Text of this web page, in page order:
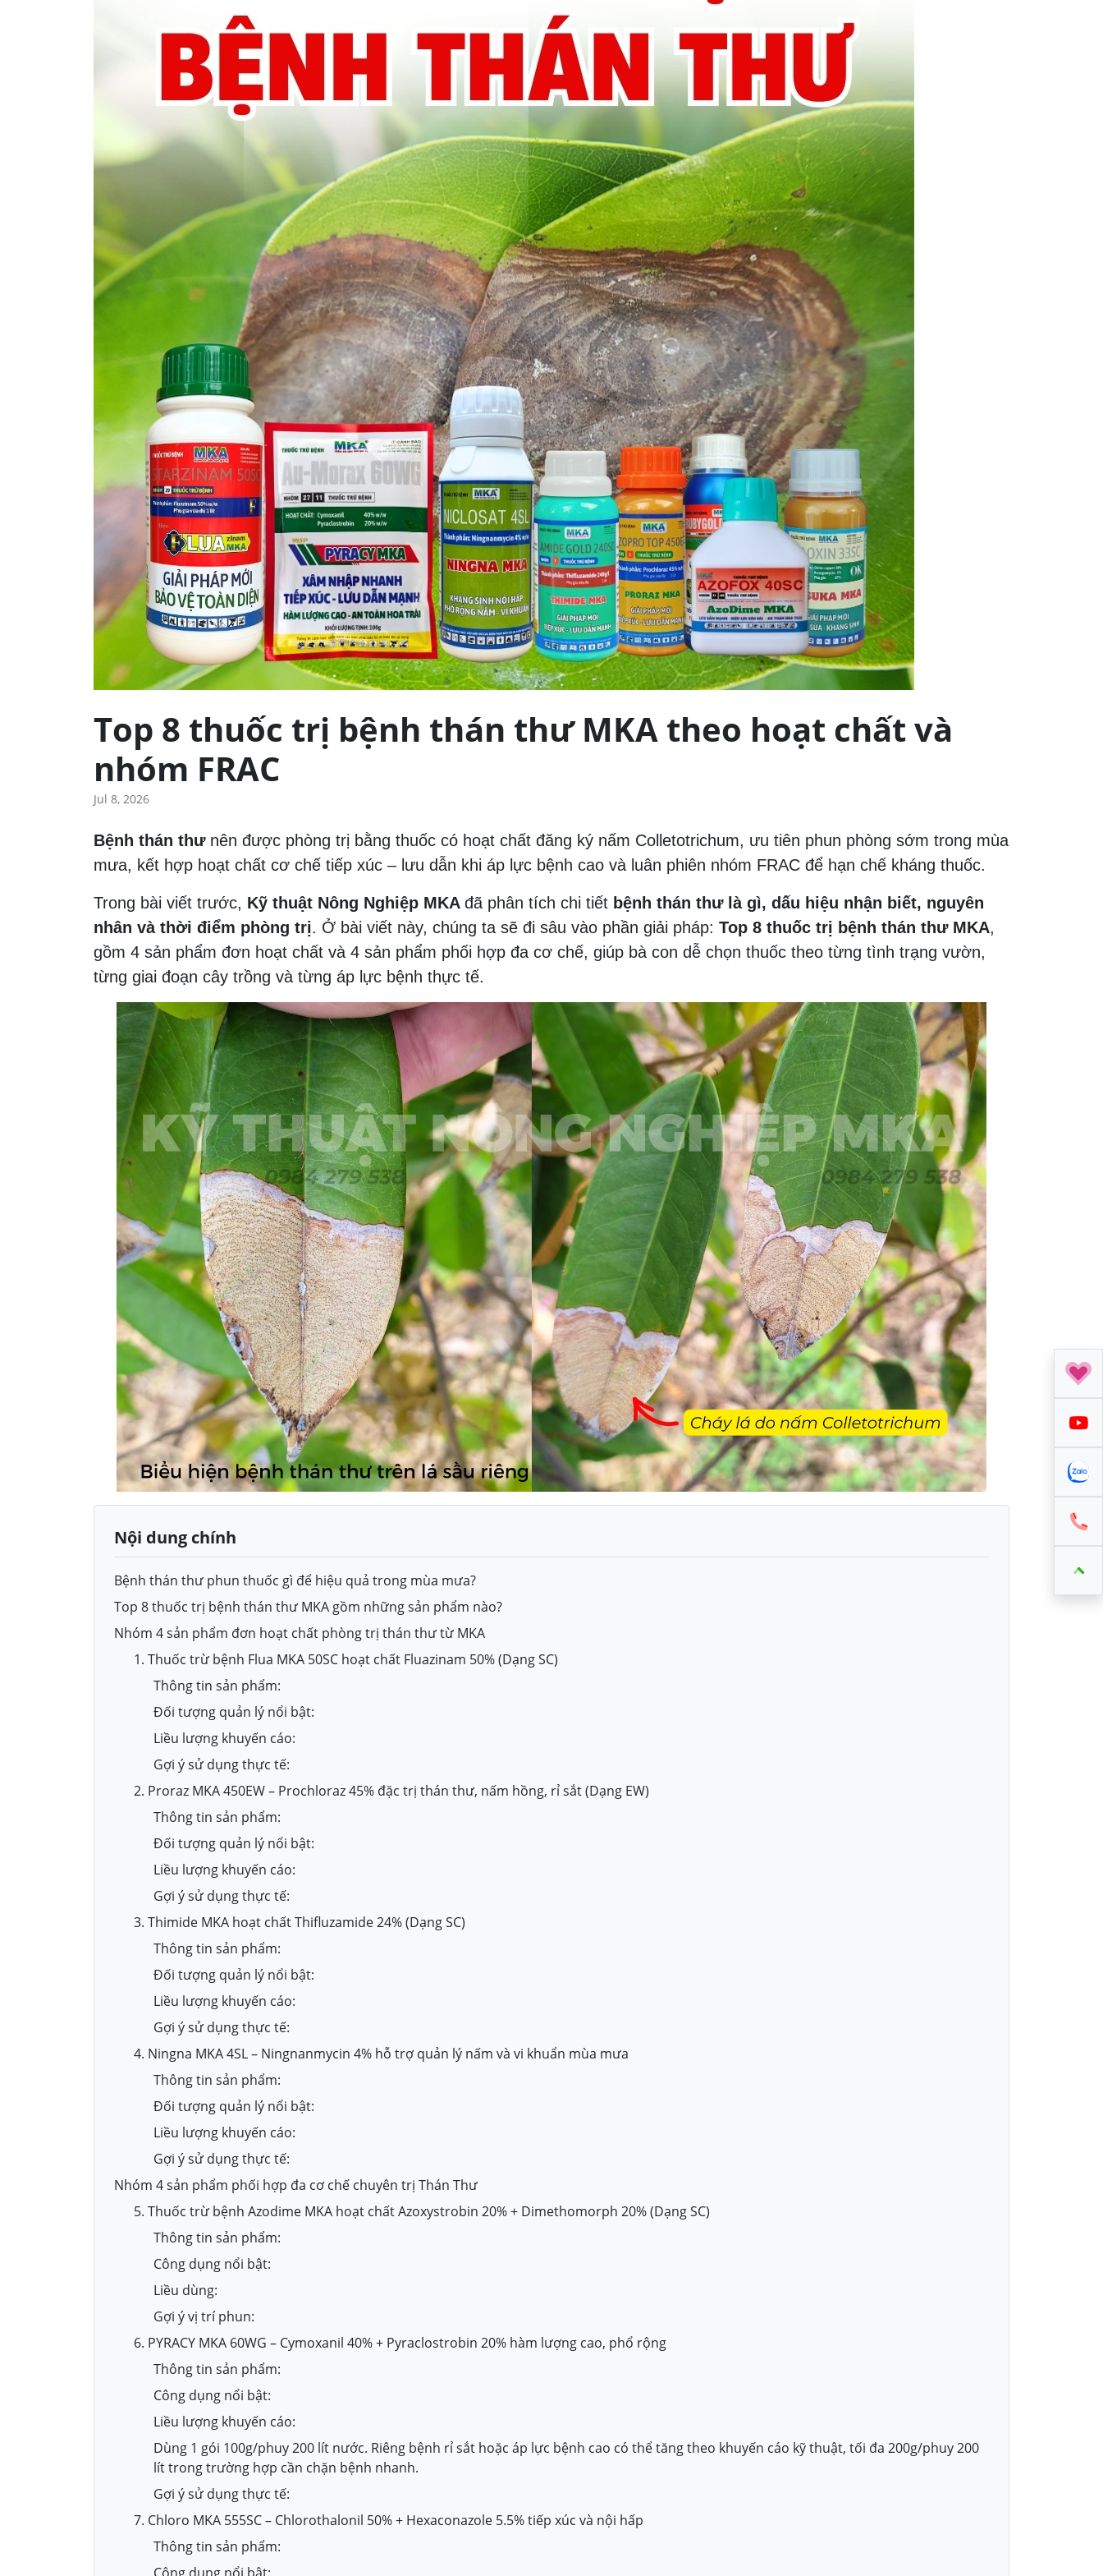
Top 8 thuốc trị bệnh thán thư MKA theo hoạt chất và
nhóm FRAC
Jul 8, 2026
Bệnh thán thưnên được phòng trị bằng thuốc có hoạt chất đăng ký nấm Colletotrichum, ưu tiên phun phòng sớm trong mùa
mưa, kết hợp hoạt chất cơ chế tiếp xúc – lưu dẫn khi áp lực bệnh cao và luân phiên nhóm FRAC để hạn chế kháng thuốc.
Trong bài viết trước, Kỹ thuật Nông Nghiệp MKA đã phân tích chi tiết bệnh thán thư là gì, dấu hiệu nhận biết, nguyên
nhân và thời điểm phòng trị. Ở bài viết này, chúng ta sẽ đi sâu vào phần giải pháp: Top 8 thuốc trị bệnh thán thư MKA,
gồm 4 sản phẩm đơn hoạt chất và 4 sản phẩm phối hợp đa cơ chế, giúp bà con dễ chọn thuốc theo từng tình trạng vườn,
từng giai đoạn cây trồng và từng áp lực bệnh thực tế.
Nội dung chính
Bệnh thán thư phun thuốc gì để hiệu quả trong mùa mưa?
Top 8 thuốc trị bệnh thán thư MKA gồm những sản phẩm nào?
Nhóm 4 sản phẩm đơn hoạt chất phòng trị thán thư từ MKA
1. Thuốc trừ bệnh Flua MKA 50SC hoạt chất Fluazinam 50% (Dạng SC)
Thông tin sản phẩm:
Đối tượng quản lý nổi bật:
Liều lượng khuyến cáo:
Gợi ý sử dụng thực tế:
2. Proraz MKA 450EW – Prochloraz 45% đặc trị thán thư, nấm hồng, rỉ sắt (Dạng EW)
Thông tin sản phẩm:
Đối tượng quản lý nổi bật:
Liều lượng khuyến cáo:
Gợi ý sử dụng thực tế:
3. Thimide MKA hoạt chất Thifluzamide 24% (Dạng SC)
Thông tin sản phẩm:
Đối tượng quản lý nổi bật:
Liều lượng khuyến cáo:
Gợi ý sử dụng thực tế:
4. Ningna MKA 4SL – Ningnanmycin 4% hỗ trợ quản lý nấm và vi khuẩn mùa mưa
Thông tin sản phẩm:
Đối tượng quản lý nổi bật:
Liều lượng khuyến cáo:
Gợi ý sử dụng thực tế:
Nhóm 4 sản phẩm phối hợp đa cơ chế chuyên trị Thán Thư
5. Thuốc trừ bệnh Azodime MKA hoạt chất Azoxystrobin 20% + Dimethomorph 20% (Dạng SC)
Thông tin sản phẩm:
Công dụng nổi bật:
Liều dùng:
Gợi ý vị trí phun:
6. PYRACY MKA 60WG – Cymoxanil 40% + Pyraclostrobin 20% hàm lượng cao, phổ rộng
Thông tin sản phẩm:
Công dụng nổi bật:
Liều lượng khuyến cáo:
Dùng 1 gói 100g/phuy 200 lít nước. Riêng bệnh rỉ sắt hoặc áp lực bệnh cao có thể tăng theo khuyến cáo kỹ thuật, tối đa 200g/phuy 200
lít trong trường hợp cần chặn bệnh nhanh.
Gợi ý sử dụng thực tế:
7. Chloro MKA 555SC – Chlorothalonil 50% + Hexaconazole 5.5% tiếp xúc và nội hấp
Thông tin sản phẩm: